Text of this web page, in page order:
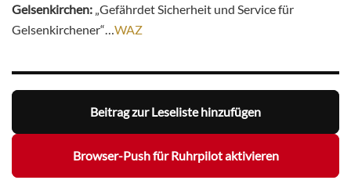
Gelsenkirchen: „Gefährdet Sicherheit und Service für
Gelsenkirchener“… WAZ
Beitrag zur Leseliste hinzufügen
Browser-Push für Ruhrpilot aktivieren